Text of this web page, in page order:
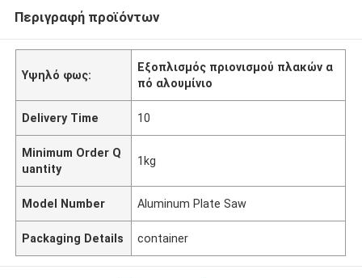
Περιγραφή προϊόντων
Υψηλό φως:
Εξοπλισμός πριονισμού πλακών α
πό αλουμίνιο
Delivery Time 10
Minimum Order Q
uantity
1kg
Model Number Aluminum Plate Saw
Packaging Details container